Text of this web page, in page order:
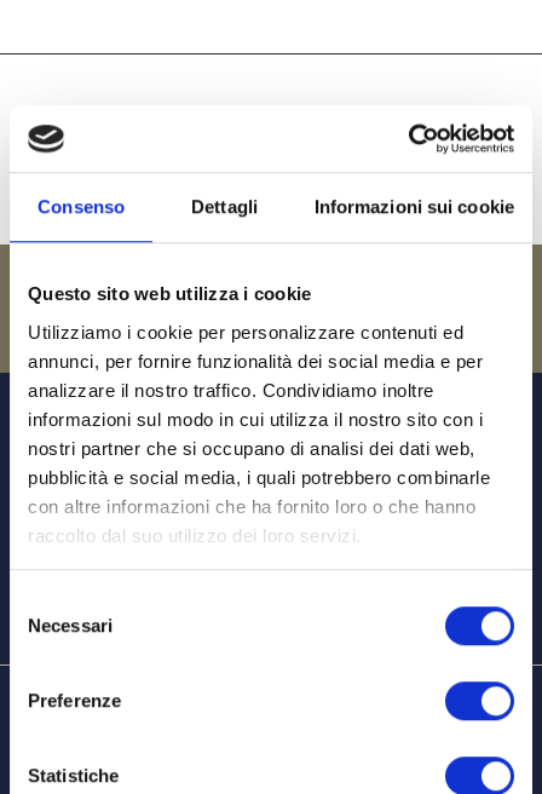
Consenso Dettagli Informazioni sui cookie
Questo sito web utilizza i cookie
Utilizziamo i cookie per personalizzare contenuti ed
annunci, per fornire funzionalità dei social media e per
analizzare il nostro traffico. Condividiamo inoltre
informazioni sul modo in cui utilizza il nostro sito con i
nostri partner che si occupano di analisi dei dati web,
pubblicità e social media, i quali potrebbero combinarle
con altre informazioni che ha fornito loro o che hanno
raccolto dal suo utilizzo dei loro servizi.
delNecessari
Preferenze
Statistiche
Cerca
DATI AMMINISTRATIVI